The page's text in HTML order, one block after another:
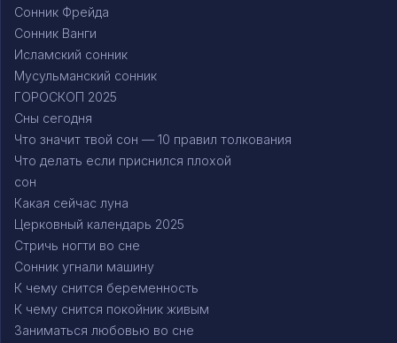
Сонник Фрейда
Сонник Ванги
Исламский сонник
Мусульманский сонник
ГОРОСКОП 2025
Сны сегодня
Что значит твой сон — 10 правил толкования
Что делать если приснился плохой
сон
Какая сейчас луна
Церковный календарь 2025
Стричь ногти во сне
Сонник угнали машину
К чему снится беременность
К чему снится покойник живым
Заниматься любовью во сне